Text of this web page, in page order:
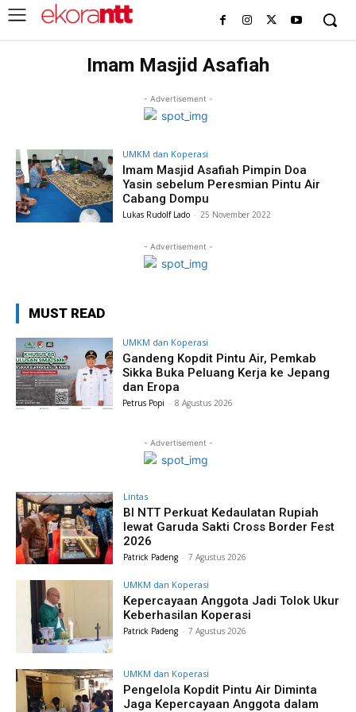
Imam Masjid Asafiah
- Advertisement -
UMKM dan Koperasi
Imam Masjid Asafiah Pimpin Doa
Yasin sebelum Peresmian Pintu Air
Cabang Dompu
Lukas Rudolf Lado - 25 November 2022
- Advertisement -
MUST READ
UMKM dan Koperasi
Gandeng Kopdit Pintu Air, Pemkab
Sikka Buka Peluang Kerja ke Jepang
dan Eropa
Petrus Popi - 8 Agustus 2026
- Advertisement -
Lintas
BI NTT Perkuat Kedaulatan Rupiah
lewat Garuda Sakti Cross Border Fest
2026
Patrick Padeng - 7 Agustus 2026
UMKM dan Koperasi
Kepercayaan Anggota Jadi Tolok Ukur
Keberhasilan Koperasi
Patrick Padeng - 7 Agustus 2026
UMKM dan Koperasi
Pengelola Kopdit Pintu Air Diminta
Jaga Kepercayaan Anggota dalam